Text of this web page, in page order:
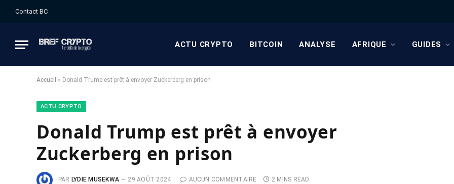
Contact BC
ACTU CRYPTO BITCOIN ANALYSE AFRIQUE GUIDES
Accueil » Donald Trump est prêt à envoyer Zuckerberg en prison
ACTU CRYPTO
Donald Trump est prêt à envoyer
Zuckerberg en prison
PAR LYDIE MUSEKWA 29 AOÛT 2024 AUCUN COMMENTAIRE 2 MINS READ